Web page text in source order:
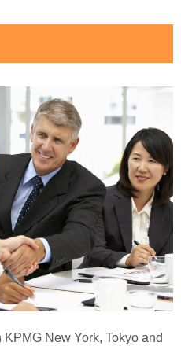
KPMG New York, Tokyo and